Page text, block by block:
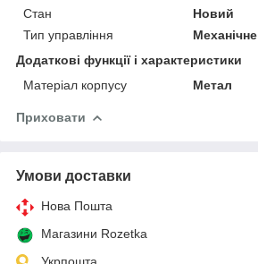
Стан
Новий
Тип управління
Механічне
Додаткові функції і характеристики
Матеріал корпусу
Метал
Приховати
Умови доставки
Нова Пошта
Магазини Rozetka
Укрпошта